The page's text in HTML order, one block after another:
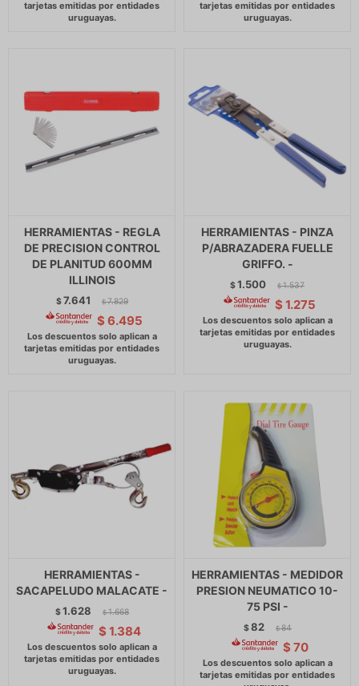
HERRAMIENTAS - REGLA
DE PRECISION CONTROL
DE PLANITUD 600MM
ILLINOIS
$7.641 $ 7.829
$ 6.495
HERRAMIENTAS - PINZA
P/ABRAZADERA FUELLE
GRIFFO. -
$1.500 $ 1.537
$ 1.275
HERRAMIENTAS -
SACAPELUDO MALACATE -
$1.628 $ 1.668
$ 1.384
HERRAMIENTAS - MEDIDOR
PRESION NEUMATICO 10-
75 PSI -
$82 $ 84
$ 70